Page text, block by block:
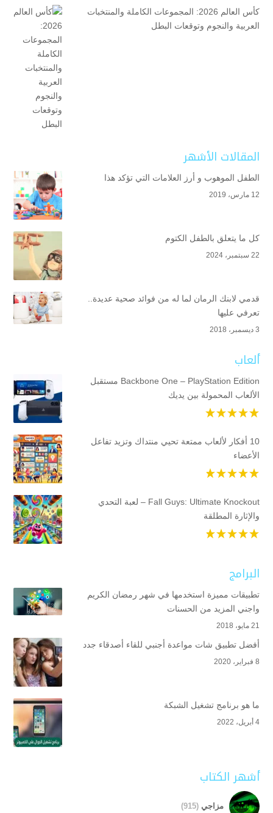
كأس العالم 2026: المجموعات الكاملة والمنتخبات
العربية والنجوم وتوقعات البطل
المقالات الأشهر
الطفل الموهوب و أرز العلامات التي تؤكد هذا
12 مارس، 2019
كل ما يتعلق بالطفل الكتوم
22 سبتمبر، 2024
قدمي لابنك الرمان لما له من فوائد صحية عديدة..
تعرفي عليها
3 ديسمبر، 2018
ألعاب
Backbone One – PlayStation Edition مستقبل
الألعاب المحمولة بين يديك
10 أفكار لألعاب ممتعة تحيي منتداك وتزيد تفاعل
الأعضاء
Fall Guys: Ultimate Knockout – لعبة التحدي
والإثارة المطلقة
البرامج
تطبيقات مميزة استخدمها في شهر رمضان الكريم
واجني المزيد من الحسنات
21 مايو، 2018
أفضل تطبيق شات مواعدة أجنبي للقاء أصدقاء جدد
8 فبراير، 2020
ما هو برنامج تشغيل الشبكة
4 أبريل، 2022
أشهر الكتاب
مزاجي (915)